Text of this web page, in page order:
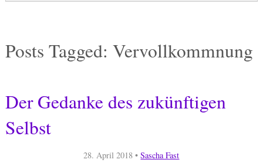
Posts Tagged: Vervollkommnung
Der Gedanke des zukünftigen
Selbst
28. April 2018 •Sascha Fast